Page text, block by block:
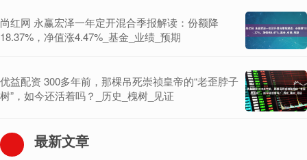
尚红网 永赢宏泽一年定开混合季报解读：份额降
18.37%，净值涨4.47%_基金_业绩_预期
优益配资 300多年前，那棵吊死崇祯皇帝的“老歪脖子
树”，如今还活着吗？_历史_槐树_见证
最新文章